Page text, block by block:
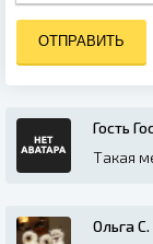
ОТПРАВИТЬ
Гость
Такая
Ольга С.